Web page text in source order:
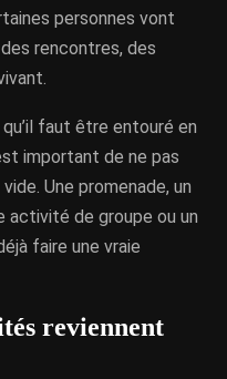
personnes vont
rencontres, des
faut être entouré en
important de ne pas
Une promenade, un
activité de groupe ou un
faire une vraie
reviennent